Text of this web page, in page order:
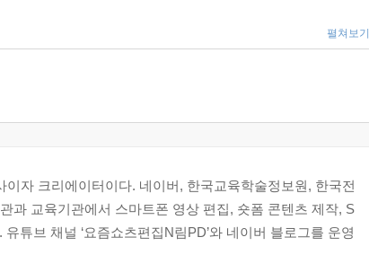
펼쳐보기
자 크리에이터이다. 네이버, 한국교육학술정보원, 한국전
과 교육기관에서 스마트폰 영상 편집, 숏폼 콘텐츠 제작, S
튜브 채널 ‘요즘쇼츠편집N림PD’와 네이버 블로그를 운영